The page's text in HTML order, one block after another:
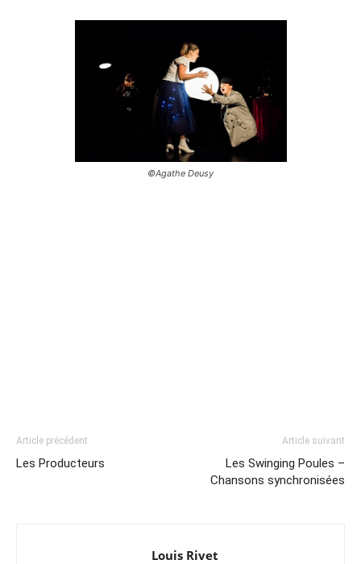
©Agathe Deusy
Article précédent
Les Producteurs
Article suivant
Les Swinging Poules –
Chansons synchronisées
Louis Rivet